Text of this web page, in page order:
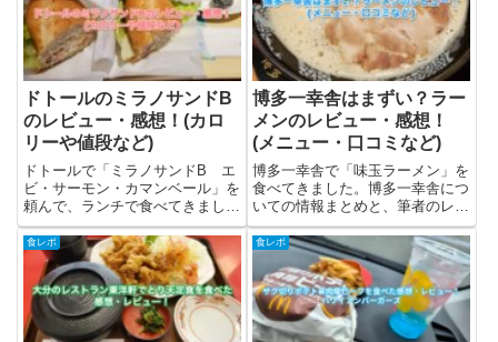
とは？「ハニマスのとり竜田バー
ガー...
ースとビーフパティ、レタスの
相...
ドトールのミラノサンドB
のレビュー・感想！(カロ
リーや値段など)
ドトールで「ミラノサンドB エ
ビ・サーモン・カマンベール」を
頼んで、ランチで食べてきまし
た！今回は「ミラノサンドB エ
ビ・サーモン・カマンベール」に
ついてと筆者の感想・実食レビュ
ーを書きました。ミラノサンドB
って？ミラノサンドBは「ミラノ
サ...
博多一幸舎はまずい？ラー
メンのレビュー・感想！
(メニュー・口コミなど)
博多一幸舎で「味玉ラーメン」を
食べてきました。博多一幸舎につ
いての情報まとめと、筆者のレビ
ュー(感想)を載せています。博多
一幸舎について博多一幸舎は株式
会社ウインズジャパンホールディ
ングスが運営する豚骨ラーメンの
お店。2004年3月に博多一...
食レポ 食レポ